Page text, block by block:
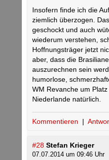
Insofern finde ich die
ziemlich überzogen.
geschockt und auch
wiederum verstehen,
Hoffnungsträger jetzt
aber, dass die
auszurechnen sein
humorlose,
WM Revanche um
Niederlande natürlich.
Kommentieren |
#28 Stefan Krieger
07.07.2014 um 09:46 Uhr